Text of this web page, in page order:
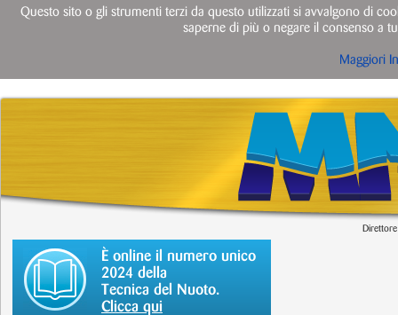
È online il numero unico
2024 della
Tecnica del Nuoto.
Clicca qui
Questo sito o gli strumenti terzi da questo utilizzati si avvalgono di
saperne di più o negare il consenso a
Maggiori